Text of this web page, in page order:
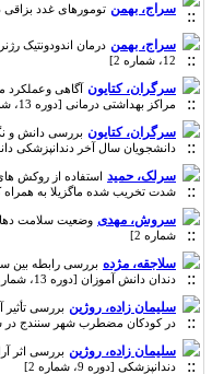
سراج، بهمن تومورهای غدد بزاقی در
سراج، بهمن درمان اندودونتیک
12، شماره 2]
سرگران، کتایون آگاهی وعملکرد
مراکز بهداشتی درمانی [دوره 13، شماره 1]
سرگران، کتایون بررسی دانش و
دانشجویان سال آخر دندانپزشکی دانشگاه
سرلک، حمید استفاده از روکش های
شدت تخریب شده ماگزیلا به همراه کنترل
سروش، مهدی
شماره 2]
سلاجقه، مژده بررسی رابطه بین
دندان دانش آموزان [دوره 13، شماره 2]
سلیمان زاده، روژین بررسی تأثیر
در کودکان مضطرب شهر سنندج در سال [دوره
سلیمان زاده، روژین بررسی اثر
دندانپزشکی [دوره 9، شماره 2]